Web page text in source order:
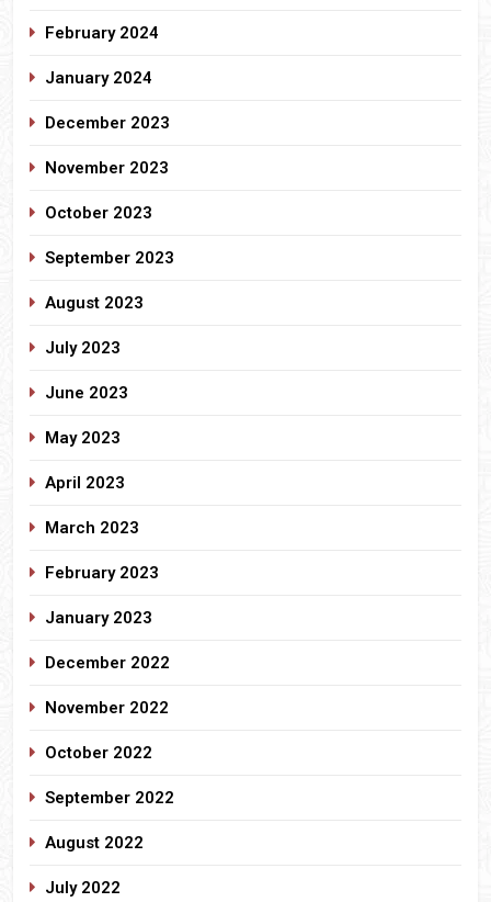
February 2024
January 2024
December 2023
November 2023
October 2023
September 2023
August 2023
July 2023
June 2023
May 2023
April 2023
March 2023
February 2023
January 2023
December 2022
November 2022
October 2022
September 2022
August 2022
July 2022